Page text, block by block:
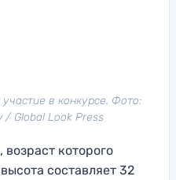
в конкурсе. Фото:
/ Global Look Press
которого
составляет 32